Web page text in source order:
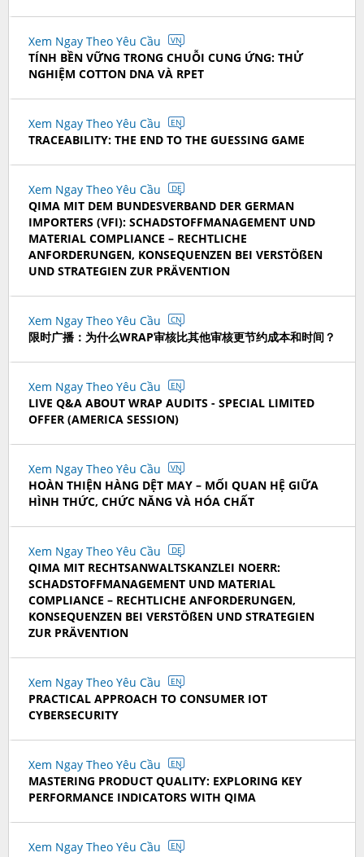
Xem Ngay Theo Yêu Cầu VN
TÍNH BỀN VỮNG TRONG CHUỖI CUNG ỨNG: THỬ
NGHIỆM COTTON DNA VÀ RPET
Xem Ngay Theo Yêu Cầu EN
TRACEABILITY: THE END TO THE GUESSING GAME
Xem Ngay Theo Yêu Cầu DE
QIMA MIT DEM BUNDESVERBAND DER GERMAN
IMPORTERS (VFI): SCHADSTOFFMANAGEMENT UND
MATERIAL COMPLIANCE – RECHTLICHE
ANFORDERUNGEN, KONSEQUENZEN BEI VERSTÖßEN
UND STRATEGIEN ZUR PRÄVENTION
Xem Ngay Theo Yêu Cầu CN
限时广播：为什么WRAP审核比其他审核更节约成本和时间？
Xem Ngay Theo Yêu Cầu EN
LIVE Q&A ABOUT WRAP AUDITS - SPECIAL LIMITED
OFFER (AMERICA SESSION)
Xem Ngay Theo Yêu Cầu VN
HOÀN THIỆN HÀNG DỆT MAY – MỐI QUAN HỆ GIỮA
HÌNH THỨC, CHỨC NĂNG VÀ HÓA CHẤT
Xem Ngay Theo Yêu Cầu DE
QIMA MIT RECHTSANWALTSKANZLEI NOERR:
SCHADSTOFFMANAGEMENT UND MATERIAL
COMPLIANCE – RECHTLICHE ANFORDERUNGEN,
KONSEQUENZEN BEI VERSTÖßEN UND STRATEGIEN
ZUR PRÄVENTION
Xem Ngay Theo Yêu Cầu EN
PRACTICAL APPROACH TO CONSUMER IOT
CYBERSECURITY
Xem Ngay Theo Yêu Cầu EN
MASTERING PRODUCT QUALITY: EXPLORING KEY
PERFORMANCE INDICATORS WITH QIMA
Xem Ngay Theo Yêu Cầu EN